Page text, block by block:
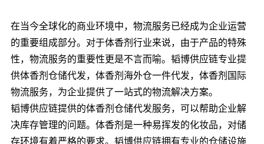
在当今全球化的商业环境中，物流服务已经成为企业运营
的重要组成部分。对于体香剂行业来说，由于产品的特殊
性，物流服务的重要性更是不言而喻。韬博供应链专业提
供体香剂仓储代发，体香剂海外仓一件代发，体香剂国际
物流服务，为企业提供了一站式的物流解决方案。
韬博供应链提供的体香剂仓储代发服务，可以帮助企业解
决库存管理的问题。体香剂是一种易挥发的化妆品，对储
存环境有着严格的要求。韬博供应链拥有专业的仓储设施